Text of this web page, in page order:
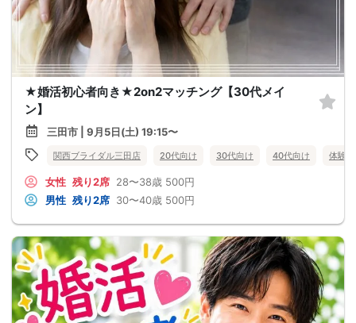
★婚活初心者向き★2on2マッチング【30代メイ
ン】
三田市 | 9月5日(土) 19:15〜
関西ブライダル三田店 20代向け 30代向け 40代向け 体験
女性 残り2席 28〜38歳 500円
男性 残り2席 30〜40歳 500円